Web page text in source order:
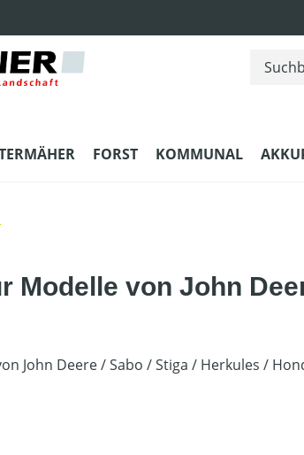
FORST KOMMUNAL
Modelle von John